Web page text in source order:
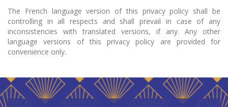
The French language version of this privacy policy shall be
controlling in all respects and shall prevail in case of any
inconsistencies with translated versions, if any. Any other
language versions of this privacy policy are provided for
convenience only.